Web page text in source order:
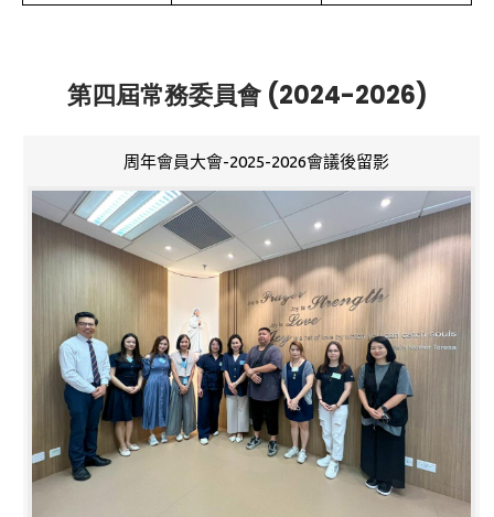
第四屆常務委員會 (2024-2026)
周年會員大會-2025-2026會議後留影